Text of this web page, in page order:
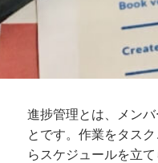
進捗管理とは、メン
とです。作業をタス
らスケジュールを立て